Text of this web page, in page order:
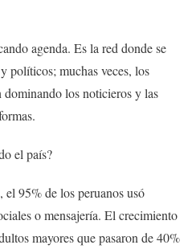
agenda. Es la red donde se
políticos; muchas veces, los
dominando los noticieros y las
el país?
95% de los peruanos usó
o mensajería. El crecimiento
mayores que pasaron de 40%